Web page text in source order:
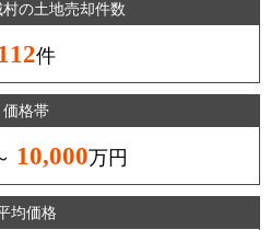
の土地売却件数
件
価格帯
10,000万円
均価格